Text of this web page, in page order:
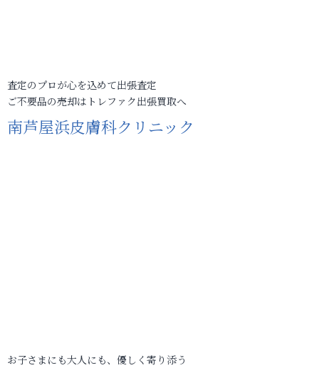
査定のプロが心を込めて出張査定
ご不要品の売却はトレファク出張買取へ
南芦屋浜皮膚科クリニック
お子さまにも大人にも、優しく寄り添う